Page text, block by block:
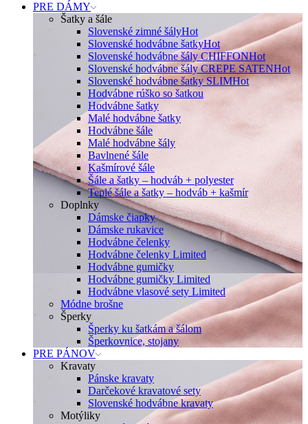
PRE DÁMY
Šatky a šále
Slovenské zimné šályHot
Slovenské hodvábne šatkyHot
Slovenské hodvábne šály CHIFFONHot
Slovenské hodvábne šály CREPE SATENHot
Slovenské hodvábne šatky SLIMHot
Hodvábne rúško so šatkou
Hodvábne šatky
Malé hodvábne šatky
Hodvábne šále
Malé hodvábne šály
Bavlnené šále
Kašmírové šále
Šále a šatky – hodváb + polyester
Teplé šále a šatky – hodváb + kašmír
Doplnky
Dámske čiapky
Dámske rukavice
Hodvábne čelenky
Hodvábne čelenky Limited
Hodvábne gumičky
Hodvábne gumičky Limited
Hodvábne vlasové sety Limited
Módne brošne
Šperky
Šperky ku šatkám a šálom
Šperkovnice, stojany
PRE PÁNOV
Kravaty
Pánske kravaty
Darčekové kravatové sety
Slovenské hodvábne kravaty
Motýliky